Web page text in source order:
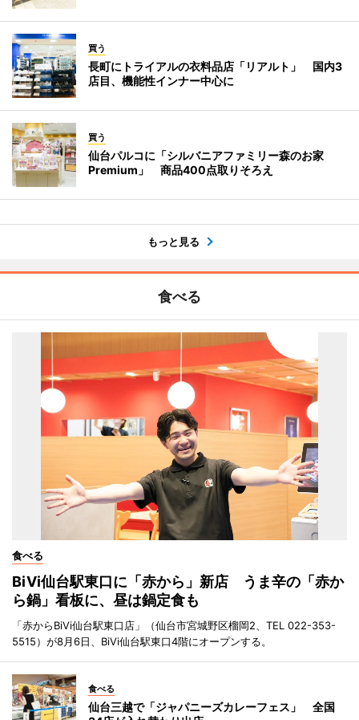
買う
長町にトライアルの衣料品店「リアルト」 国内3
店目、機能性インナー中心に
買う
仙台パルコに「シルバニアファミリー森のお家
Premium」 商品400点取りそろえ
もっと見る
食べる
食べる
BiVi仙台駅東口に「赤から」新店 うま辛の「赤か
ら鍋」看板に、昼は鍋定食も
「赤からBiVi仙台駅東口店」（仙台市宮城野区榴岡2、TEL 022-353-
5515）が8月6日、BiVi仙台駅東口4階にオープンする。
食べる
仙台三越で「ジャパニーズカレーフェス」 全国